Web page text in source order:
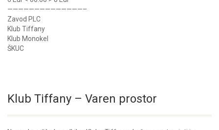
——————————————–
Zavod PLC
Klub Tiffany
Klub Monokel
ŠKUC
Klub Tiffany – Varen prostor